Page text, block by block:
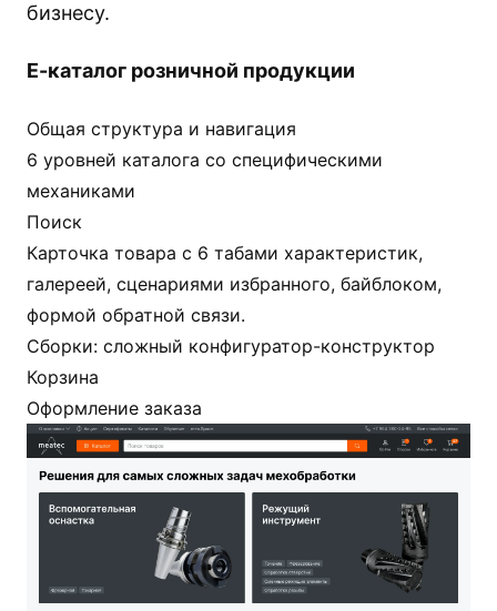
бизнесу.
Е-каталог розничной продукции
Общая структура и навигация
6 уровней каталога со специфическими
механиками
Поиск
Карточка товара с 6 табами характеристик,
галереей, сценариями избранного, байблоком,
формой обратной связи.
Сборки: сложный конфигуратор-конструктор
Корзина
Оформление заказа